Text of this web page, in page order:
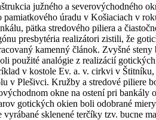
južného a severovýchodného
úradu v Košiaciach v
pätka stredového piliera a
presbytéria realizátori zistili, že
kamenný článok. Zvyšné
použité analógie z realizácií
v kostole Ev. a. v. cirkvi v
v Plešivci. Kružby a stredové piliere
okne na ostení pri
gotických okien boli odobrané
sklenené terčíky tzv. bucne